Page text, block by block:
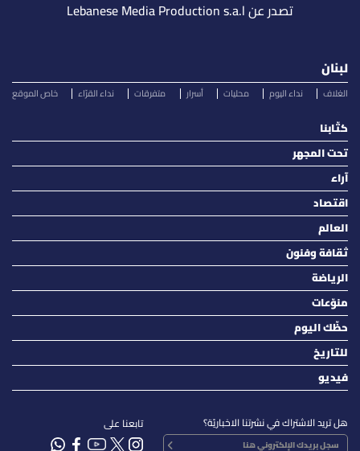
تصدر عن Lebanese Media Production s.a.l
لبنان
الغلاف نداء اليوم محليات أسرار متفرقات نداء القرّاء خاص الموقع
كتّابنا
تحت المجهر
آراء
اقتصاد
العالم
ثقافة وفنون
الرياضة
منوّعات
حظّك اليوم
للتاريخ
فيديو
هل تريد الاشتراك في نشرتنا الاخباريّة؟ تابعنا على